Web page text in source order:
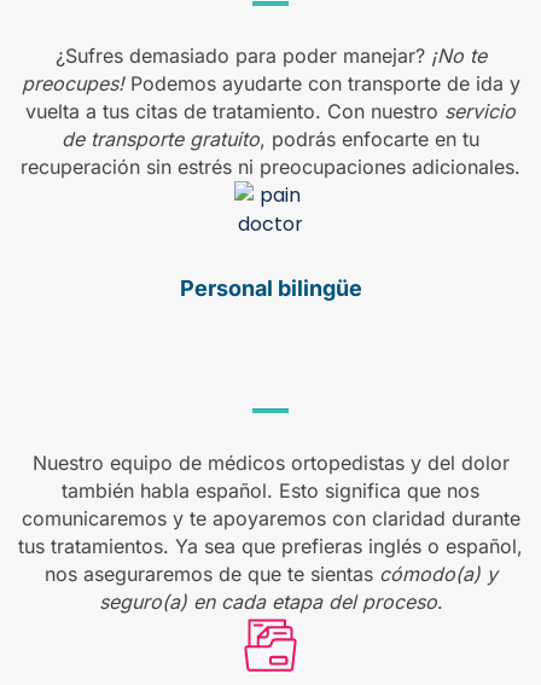
¿Sufres demasiado para poder manejar? ¡No te
preocupes!Podemos ayudarte con transporte de ida y
vuelta a tus citas de tratamiento. Con nuestro servicio
de transporte gratuito, podrás enfocarte en tu
recuperación sin estrés ni preocupaciones adicionales.
Personal bilingüe
Nuestro equipo de médicos ortopedistas y del dolor
también habla español. Esto significa que nos
comunicaremos y te apoyaremos con claridad durante
tus tratamientos. Ya sea que prefieras inglés o español,
nos aseguraremos de que te sientas cómodo(a) y
seguro(a) en cada etapa del proceso.